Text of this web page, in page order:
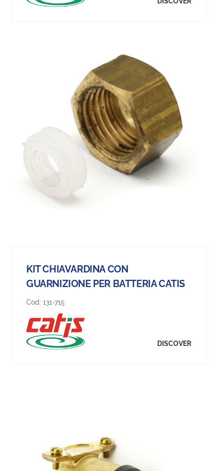
KIT CHIAVARDINA CON
GUARNIZIONE PER BATTERIA CATIS
Cod: 131-715
DISCOVER